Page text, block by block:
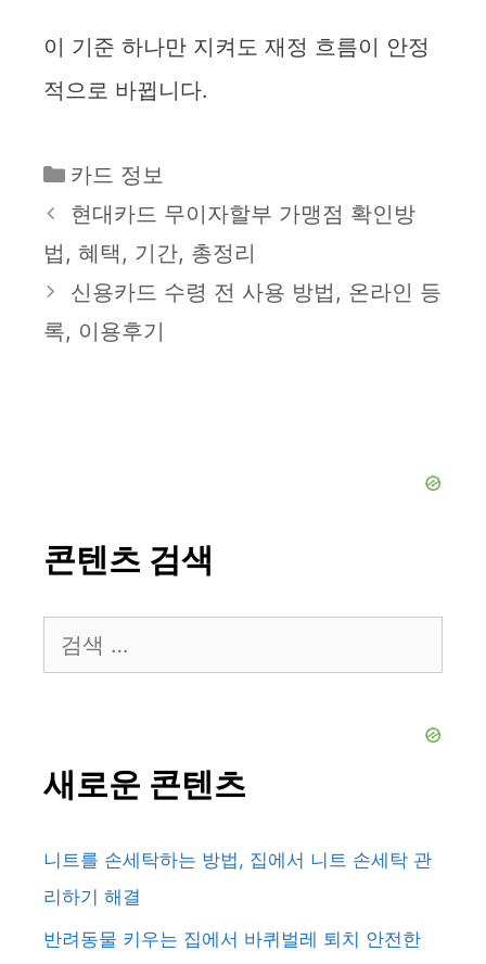
이 기준 하나만 지켜도 재정 흐름이 안정
적으로 바뀝니다.
카
테
리
카드 정보
현대카드 무이자할부 가맹점 확인방
법, 혜택, 기간, 총정리
신용카드 수령 전 사용 방법, 온라인 등
록, 이용후기
콘텐츠 검색
색:
새로운 콘텐츠
니트를 손세탁하는 방법, 집에서 니트 손세탁 관
리하기 해결
반려동물 키우는 집에서 바퀴벌레 퇴치 안전한